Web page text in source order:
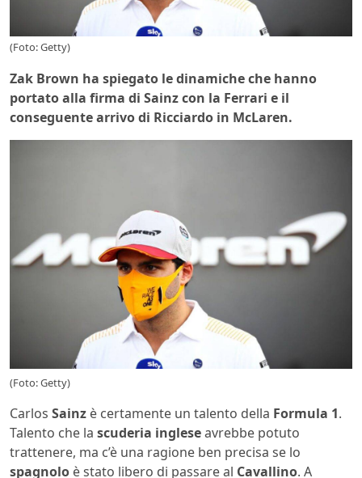
(Foto: Getty)
Zak Brown ha spiegato le dinamiche che hanno
portato alla firma di Sainz con la Ferrari e il
conseguente arrivo di Ricciardo in McLaren.
(Foto: Getty)
Carlos Sainz è certamente un talento della Formula 1.
Talento che la scuderia ingleseavrebbe potuto
trattenere, ma c’è una ragione ben precisa se lo
spagnolo è stato libero di passare al Cavallino. A